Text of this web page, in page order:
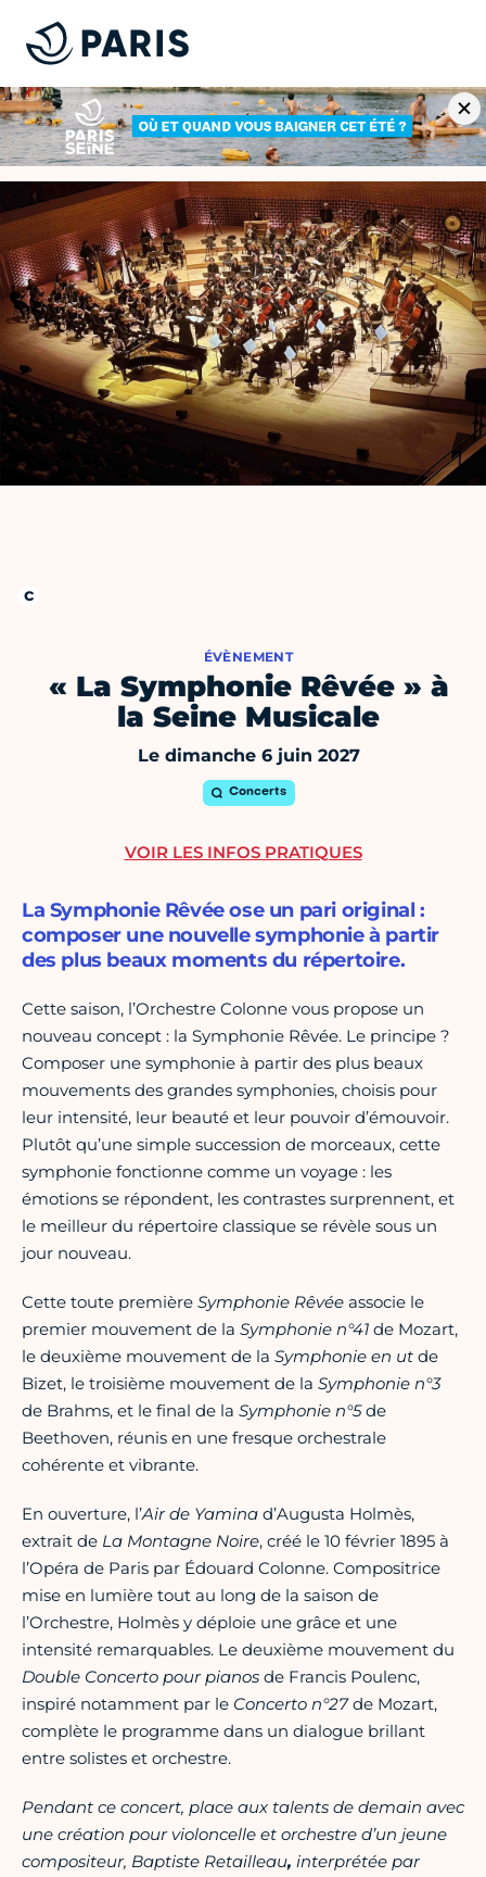
ÉVÈNEMENT
« La Symphonie Rêvée » à
la Seine Musicale
Le dimanche 6 juin 2027
Concerts
La Symphonie Rêvée ose un pari original :
composer une nouvelle symphonie à partir
des plus beaux moments du répertoire.
Cette saison, l’Orchestre Colonne vous propose un
nouveau concept : la Symphonie Rêvée. Le principe ?
Composer une symphonie à partir des plus beaux
mouvements des grandes symphonies, choisis pour
leur intensité, leur beauté et leur pouvoir d’émouvoir.
Plutôt qu’une simple succession de morceaux, cette
symphonie fonctionne comme un voyage : les
émotions se répondent, les contrastes surprennent, et
le meilleur du répertoire classique se révèle sous un
jour nouveau.
Cette toute première Symphonie Rêvée associe le
premier mouvement de la Symphonie n°41 de Mozart,
le deuxième mouvement de la Symphonie en ut de
Bizet, le troisième mouvement de la Symphonie n°3
de Brahms, et le final de la Symphonie n°5de
Beethoven, réunis en une fresque orchestrale
cohérente et vibrante.
En ouverture, l’Air de Yamina d’Augusta Holmès,
extrait de La Montagne Noire, créé le 10 février 1895 à
l’Opéra de Paris par Édouard Colonne. Compositrice
mise en lumière tout au long de la saison de
l’Orchestre, Holmès y déploie une grâce et une
intensité remarquables. Le deuxième mouvement du
Double Concerto pour pianos de Francis Poulenc,
inspiré notamment par le Concerto n°27de Mozart,
complète le programme dans un dialogue brillant
entre solistes et orchestre.
Pendant ce concert, place aux talents de demain avec
une création pour violoncelle et orchestre d’un jeune
compositeur, Baptiste Retailleau, interprétée par
VOIR LES INFOS PRATIQUES